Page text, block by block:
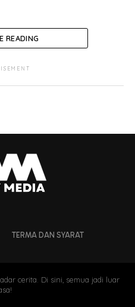
READING
TERMA DAN SYARAT
cerita. Di sini, semua jadi luar